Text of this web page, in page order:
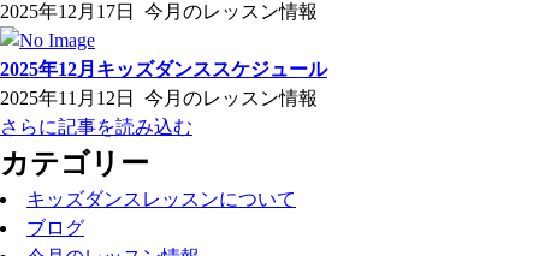
2025年12月17日 今月のレッスン情報
2025年12月キッズダンススケジュール
2025年11月12日 今月のレッスン情報
さらに記事を読み込む
カテゴリー
キッズダンスレッスンについて
ブログ